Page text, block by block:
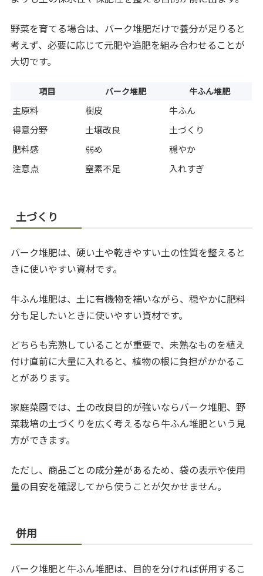
野菜を育てる場合は、バーク堆肥だけで養分が足りると
考えず、必要に応じて元肥や追肥を組み合わせることが
大切です。
項目 バーク堆肥 牛ふん堆肥
主原料 樹皮
牛ふん
得意分野
土壌改良
土づくり
肥料感
弱め
穏やか
注意点
窒素不足 入れすぎ
土づくり
バーク堆肥は、硬い土や乾きやすい土の性質を整えると
きに使いやすい資材です。
牛ふん堆肥は、土に有機物を補いながら、穏やかに肥料
分も足したいときに使いやすい資材です。
どちらも完熟していることが重要で、未熟なものを植え
付け直前に大量に入れると、植物の根に負担がかかるこ
とがあります。
家庭菜園では、土の改良目的が強いならバーク堆肥、野
菜栽培の土づくりを広く考えるなら牛ふん堆肥という見
方ができます。
ただし、商品ごとの成分差があるため、袋の表示や使用
量の目安を確認してから使うことが欠かせません。
併用
バーク堆肥と牛ふん堆肥は、目的を分ければ併用するこ